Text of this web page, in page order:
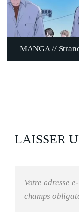
MANGA //
LAISSER
Votre adresse
champs